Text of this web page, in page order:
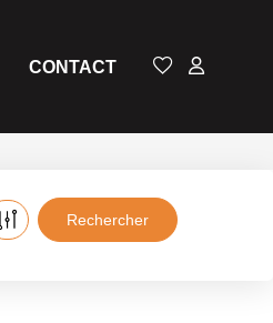
CONTACT